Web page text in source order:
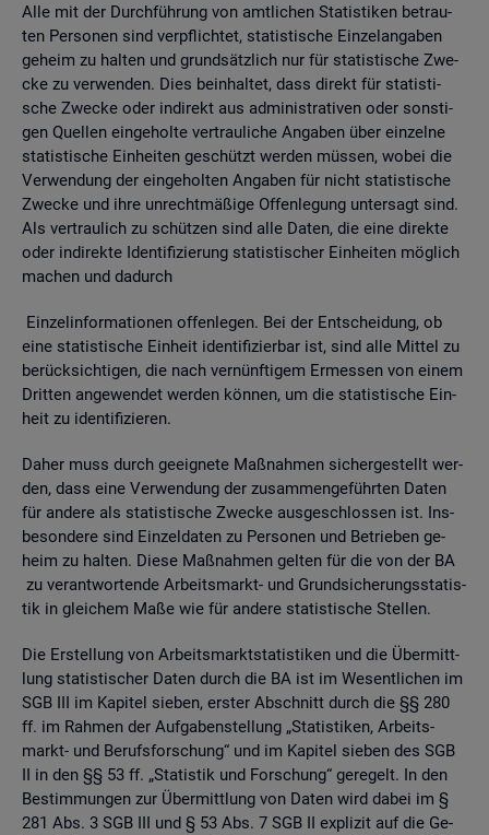
Alle mit der Durch­füh­rung von amt­li­chen Sta­tis­ti­ken be­trau­
ten Per­so­nen sind ver­pflich­tet, sta­tis­ti­sche Ein­zel­an­ga­ben
ge­heim zu hal­ten und grund­sätz­lich nur für sta­tis­ti­sche Zwe­
cke zu ver­wen­den. Dies be­inhal­tet, dass di­rekt für sta­tis­ti­
sche Zwe­cke oder in­di­rekt aus ad­mi­nis­tra­ti­ven oder sons­ti­
gen Quel­len ein­ge­hol­te ver­trau­li­che An­ga­ben über ein­zel­ne
sta­tis­ti­sche Ein­hei­ten ge­schützt wer­den müs­sen, wobei die
Ver­wen­dung der ein­ge­hol­ten An­ga­ben für nicht sta­tis­ti­sche
Zwe­cke und ihre un­recht­mä­ßi­ge Of­fen­le­gung un­ter­sagt sind.
Als ver­trau­lich zu schüt­zen sind alle Daten, die eine di­rek­te
oder in­di­rek­te Iden­ti­fi­zie­rung sta­tis­ti­scher Ein­hei­ten mög­lich
ma­chen und da­durch
Ein­zel­in­for­ma­tio­nen of­fen­le­gen. Bei der Ent­schei­dung, ob
eine sta­tis­ti­sche Ein­heit iden­ti­fi­zier­bar ist, sind alle Mit­tel zu
be­rück­sich­ti­gen, die nach ver­nünf­ti­gem Er­mes­sen von einem
Drit­ten an­ge­wen­det wer­den kön­nen, um die sta­tis­ti­sche Ein­
heit zu iden­ti­fi­zie­ren.
Daher muss durch ge­eig­ne­te Maß­nah­men si­cher­ge­stellt wer­
den, dass eine Ver­wen­dung der zu­sam­men­ge­führ­ten Daten
für an­de­re als sta­tis­ti­sche Zwe­cke aus­ge­schlos­sen ist. Ins­
be­son­de­re sind Ein­zel­da­ten zu Per­so­nen und Be­trie­ben ge­
heim zu hal­ten. Diese Maß­nah­men gel­ten für die von der BA
zu ver­ant­wor­ten­de Ar­beits­markt- und Grund­si­che­rungs­sta­tis­
tik in glei­chem Maße wie für an­de­re sta­tis­ti­sche Stel­len.
Die Er­stel­lung von Ar­beits­markt­sta­tis­ti­ken und die Über­mitt­
lung sta­tis­ti­scher Daten durch die BA ist im We­sent­li­chen im
SGB III im Ka­pi­tel sie­ben, ers­ter Ab­schnitt durch die §§ 280
ff. im Rah­men der Auf­ga­ben­stel­lung „Sta­tis­ti­ken, Ar­beits­
markt- und Be­rufs­for­schung“ und im Ka­pi­tel sie­ben des SGB
II in den §§ 53 ff. „Sta­tis­tik und For­schung“ ge­re­gelt. In den
Be­stim­mun­gen zur Über­mitt­lung von Daten wird dabei im §
281 Abs. 3 SGB III und § 53 Abs. 7 SGB II ex­pli­zit auf die Ge­